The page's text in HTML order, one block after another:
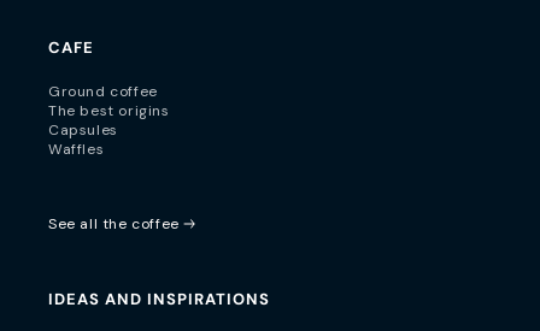
CAFE
Ground coffee
The best origins
Capsules
Waffles
See all the coffee
IDEAS AND INSPIRATIONS